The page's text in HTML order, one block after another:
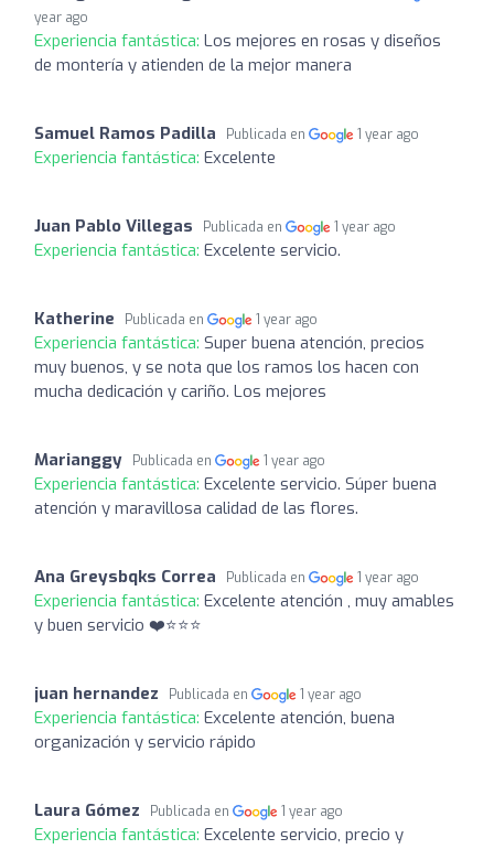
year ago
Experiencia fantástica: Los mejores en rosas y diseños
de montería y atienden de la mejor manera
Samuel Ramos Padilla Publicada en 1 year ago
Experiencia fantástica: Excelente
Juan Pablo Villegas Publicada en 1 year ago
Experiencia fantástica: Excelente servicio.
Katherine Publicada en 1 year ago
Experiencia fantástica: Super buena atención, precios
muy buenos, y se nota que los ramos los hacen con
mucha dedicación y cariño. Los mejores
Marianggy Publicada en 1 year ago
Experiencia fantástica: Excelente servicio. Súper buena
atención y maravillosa calidad de las flores.
Ana Greysbqks Correa Publicada en 1 year ago
Experiencia fantástica: Excelente atención , muy amables
y buen servicio ❤️⭐️⭐️⭐️
juan hernandez Publicada en 1 year ago
Experiencia fantástica: Excelente atención, buena
organización y servicio rápido
Laura Gómez Publicada en 1 year ago
Experiencia fantástica: Excelente servicio, precio y